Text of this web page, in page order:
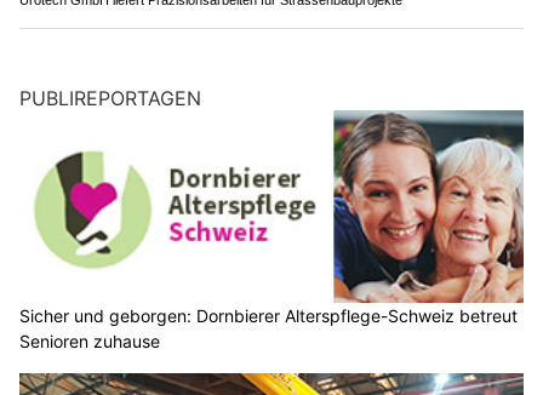
PUBLIREPORTAGEN
Sicher und geborgen: Dornbierer Alterspflege-Schweiz betreut
Senioren zuhause